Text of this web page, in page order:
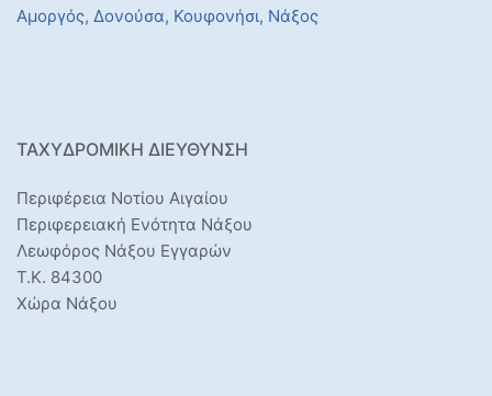
Αμοργός, Δονούσα, Κουφονήσι, Νάξος
ΤΑΧΥΔΡΟΜΙΚΉ ΔΙΕΎΘΥΝΣΗ
Περιφέρεια Νοτίου Αιγαίου
Περιφερειακή Ενότητα Νάξου
Λεωφόρος Νάξου Εγγαρών
Τ.Κ. 84300
Χώρα Νάξου